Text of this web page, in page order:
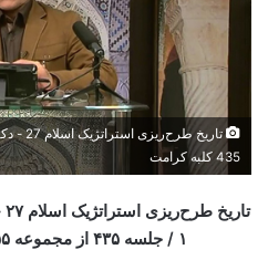
435 کلبه کرامت
۱ /
جلسه ۴۳۵ از مجموعه ۵۵ جلسات کلبه کرامت